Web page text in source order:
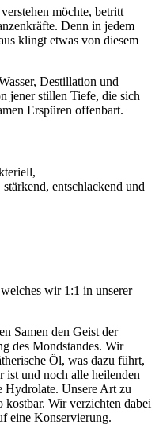
möchte, betritt
Denn in jedem
klingt etwas von diesem
Destillation und
jener stillen Tiefe, die sich
Erspüren offenbart.
entschlackend und
wir 1:1 in unserer
Samen den Geist der
des Mondstandes. Wir
Öl, was dazu führt,
ist und noch alle heilenden
Hydrolate. Unsere Art zu
kostbar. Wir verzichten dabei
eine Konservierung.